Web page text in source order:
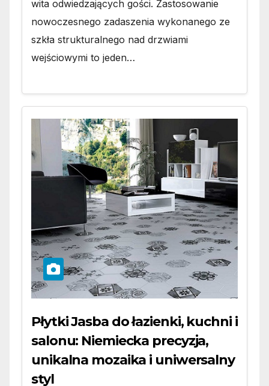
wita odwiedzających gości. Zastosowanie
nowoczesnego zadaszenia wykonanego ze
szkła strukturalnego nad drzwiami
wejściowymi to jeden…
Płytki Jasba do łazienki, kuchni i
salonu: Niemiecka precyzja,
unikalna mozaika i uniwersalny
styl